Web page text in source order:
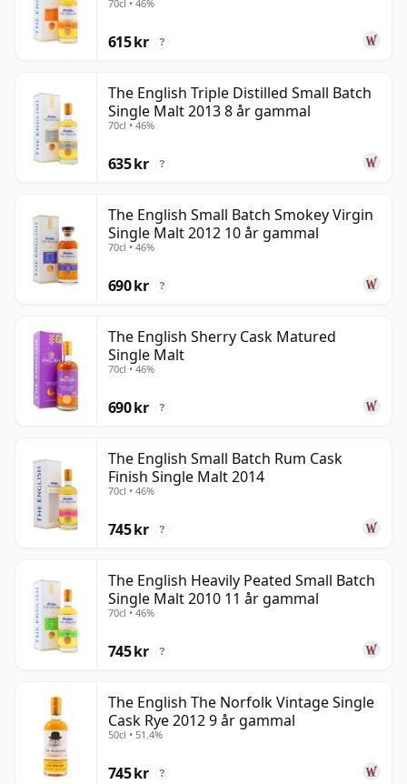
gammal
70cl • 46%
615 kr ?
The English Triple Distilled Small Batch
Single Malt 2013 8 år gammal
70cl • 46%
635 kr ?
The English Small Batch Smokey Virgin
Single Malt 2012 10 år gammal
70cl • 46%
690 kr ?
The English Sherry Cask Matured
Single Malt
70cl • 46%
690 kr ?
The English Small Batch Rum Cask
Finish Single Malt 2014
70cl • 46%
745 kr ?
The English Heavily Peated Small Batch
Single Malt 2010 11 år gammal
70cl • 46%
745 kr ?
The English The Norfolk Vintage Single
Cask Rye 2012 9 år gammal
50cl • 51.4%
745 kr ?